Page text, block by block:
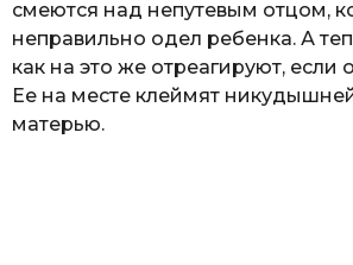
смеются над непутевым отцом,
неправильно одел ребенка. А
как на это же отреагируют,
Ее на месте клеймят
матерью.